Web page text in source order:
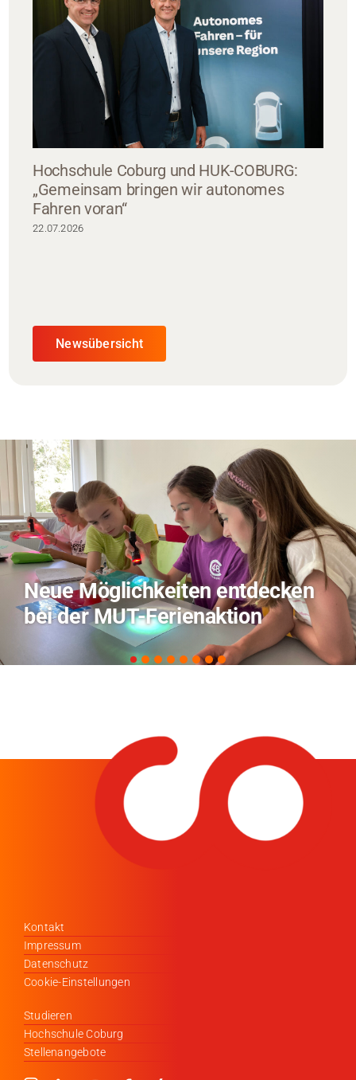
Hochschule Coburg und HUK-COBURG:
„Gemeinsam bringen wir autonomes
Fahren voran“
22.07.2026
Newsübersicht
TVO berichtet über
zu KI in der
Kontakt
Impressum
Datenschutz
Cookie-Einstellungen
Studieren
Hochschule Coburg
Stellenangebote